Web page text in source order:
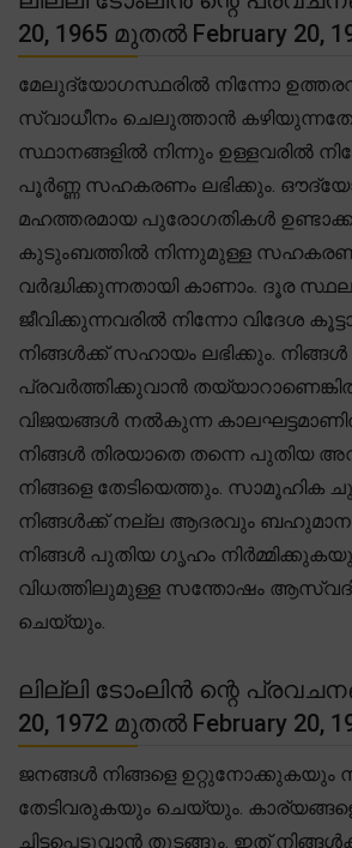
20, 1965 മുതൽ February 20,
മേലുദ്യോഗസ്ഥരിൽ നിന്നോ
സ്വാധീനം ചെലുത്താൻ
സ്ഥാനങ്ങളിൽ നിന്നും ഉള്ളവരിൽ
പൂർണ്ണ സഹകരണം ലഭിക്കും.
മഹത്തരമായ പുരോഗതികൾ
കുടുംബത്തിൽ നിന്നുമുള്ള
വർദ്ധിക്കുന്നതായി കാണാം. ദൂര
ജീവിക്കുന്നവരിൽ നിന്നോ വിദേശ
നിങ്ങൾക്ക് സഹായം ലഭിക്കും. നിങ്ങൾ
പ്രവർത്തിക്കുവാൻ
വിജയങ്ങൾ നൽകുന്ന
നിങ്ങൾ തിരയാതെ തന്നെ പുതിയ
നിങ്ങളെ തേടിയെത്തും. സാമൂഹിക
നിങ്ങൾക്ക് നല്ല ആദരവും
നിങ്ങൾ പുതിയ ഗൃഹം
വിധത്തിലുമുള്ള സന്തോഷം
ചെയ്യും.
ലില്ലി ടോംലിൻ ന്റെ
20, 1972 മുതൽ February 20,
ജനങ്ങൾ നിങ്ങളെ ഉറ്റുനോക്കുകയും
തേടിവരുകയും ചെയ്യും.
ചിട്ടപ്പെടുവാൻ തുടങ്ങും. ഇത്